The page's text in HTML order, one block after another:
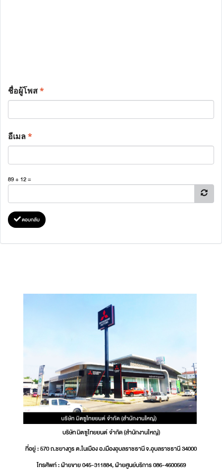
ชื่อผู้โพส*
อีเมล*
89 + 12 =
ตอบกลับ
บริษัท มิตซูไทยยนต์ จำกัด (สำนักงานใหญ่)
ที่อยู่ : 570 ถ.ชยางกูร ต.ในเมือง อ.เมืองอุบลราชธานี จ.อุบลราชธานี 34000
โทรศัพท์ : ฝ่ายขาย 045-311884, ฝ่ายศูนย์บริการ 086-4600569